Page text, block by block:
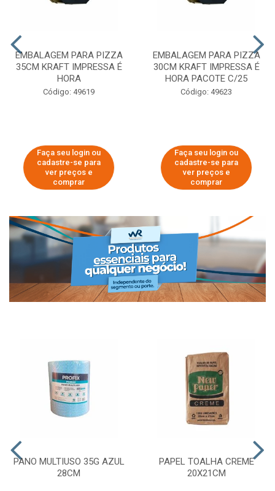
EMBALAGEM PARA PIZZA
35CM KRAFT IMPRESSA É
HORA
Código: 49619
Faça seu login ou
cadastre-se para
ver preços e
comprar
EMBALAGEM PARA PIZZA
30CM KRAFT IMPRESSA É
HORA PACOTE C/25
Código: 49623
Faça seu login ou
cadastre-se para
ver preços e
comprar
PANO MULTIUSO 35G AZUL
28CM
PAPEL TOALHA CREME
20X21CM